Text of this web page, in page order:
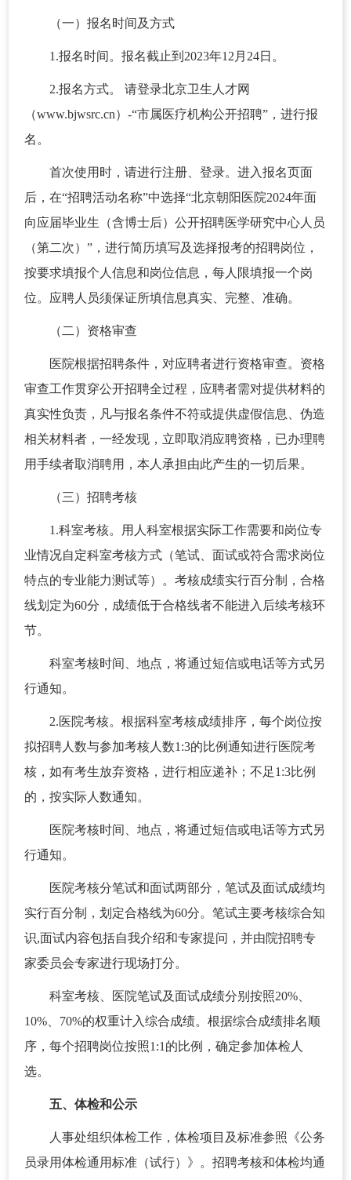
（一）报名时间及方式
1.报名时间。报名截止到2023年12月24日。
2.报名方式。 请登录北京卫生人才网
（www.bjwsrc.cn）-“市属医疗机构公开招聘”，进行报
名。
首次使用时，请进行注册、登录。进入报名页面
后，在“招聘活动名称”中选择“北京朝阳医院2024年面
向应届毕业生（含博士后）公开招聘医学研究中心人员
（第二次）”，进行简历填写及选择报考的招聘岗位，
按要求填报个人信息和岗位信息，每人限填报一个岗
位。应聘人员须保证所填信息真实、完整、准确。
（二）资格审查
医院根据招聘条件，对应聘者进行资格审查。资格
审查工作贯穿公开招聘全过程，应聘者需对提供材料的
真实性负责，凡与报名条件不符或提供虚假信息、伪造
相关材料者，一经发现，立即取消应聘资格，已办理聘
用手续者取消聘用，本人承担由此产生的一切后果。
（三）招聘考核
1.科室考核。用人科室根据实际工作需要和岗位专
业情况自定科室考核方式（笔试、面试或符合需求岗位
特点的专业能力测试等）。考核成绩实行百分制，合格
线划定为60分，成绩低于合格线者不能进入后续考核环
节。
科室考核时间、地点，将通过短信或电话等方式另
行通知。
2.医院考核。根据科室考核成绩排序，每个岗位按
拟招聘人数与参加考核人数1:3的比例通知进行医院考
核，如有考生放弃资格，进行相应递补；不足1:3比例
的，按实际人数通知。
医院考核时间、地点，将通过短信或电话等方式另
行通知。
医院考核分笔试和面试两部分，笔试及面试成绩均
实行百分制，划定合格线为60分。笔试主要考核综合知
识,面试内容包括自我介绍和专家提问，并由院招聘专
家委员会专家进行现场打分。
科室考核、医院笔试及面试成绩分别按照20%、
10%、70%的权重计入综合成绩。根据综合成绩排名顺
序，每个招聘岗位按照1:1的比例，确定参加体检人
选。
五、体检和公示
人事处组织体检工作，体检项目及标准参照《公务
员录用体检通用标准（试行）》。招聘考核和体检均通